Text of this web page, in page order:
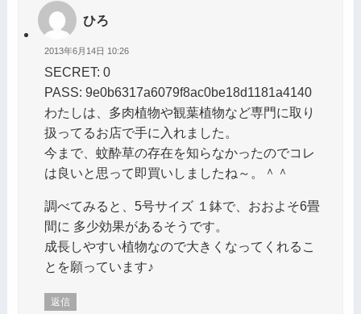
ひろ
2013年6月14日 10:26
SECRET: 0
PASS: 9e0b6317a6079f8ac0be18d1181a4140
わたしは、多肉植物や観葉植物など専門に取り
扱ってるお店で手に入れました。
今まで、蚊酔草の存在を知らなかったのでコレ
は良いと思って即買いしましたね～。＾＾
調べてみると、5号サイズ １鉢で、おおよそ6畳
間に 多少効果があるそうです。
成長しやすい植物なので大きくなってくれるこ
とを願っています♪
返信